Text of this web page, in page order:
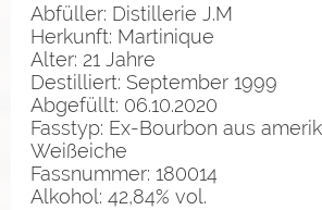
Abfüller: Distillerie J.M
Herkunft: Martinique
Alter: 21 Jahre
Destilliert: September 1999
Abgefüllt: 06.10.2020
Fasstyp: Ex-Bourbon aus
Weißeiche
Fassnummer: 180014
Alkohol: 42,84% vol.